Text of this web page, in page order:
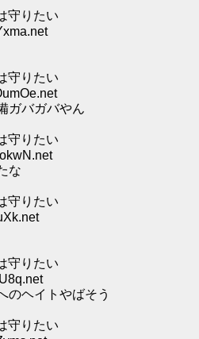
守りたい
守りたい
ガバガバやん
守りたい
な
守りたい
守りたい
のヘイトやばそう
守りたい